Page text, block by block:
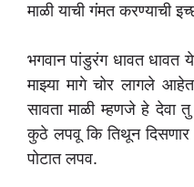
माळी याची गंमत करण्याची
भगवान पांडुरंग धावत धावत
माझ्या मागे चोर लागले
सावता माळी म्हणजे हे
कुठे लपवू कि तिथून दिसणार
पोटात लपव.